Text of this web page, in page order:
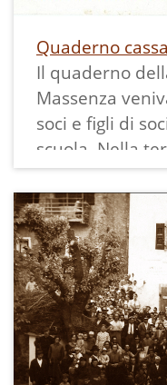
Quaderno
Il quaderno
Massenza
soci e figli di
scuola. Nella
un testo per
Il formato è 15
dalla copertina
punto
di 32 facciate
margini.
Questo
Margoni Mario
popolare